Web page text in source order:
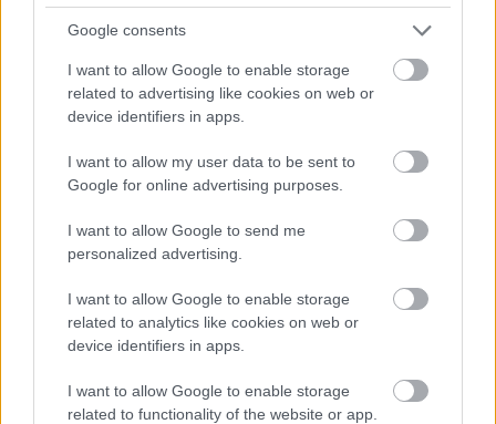
Google consents
I want to allow Google to enable storage
related to advertising like cookies on web or
device identifiers in apps.
I want to allow my user data to be sent to
Google for online advertising purposes.
I want to allow Google to send me
personalized advertising.
I want to allow Google to enable storage
related to analytics like cookies on web or
device identifiers in apps.
I want to allow Google to enable storage
related to functionality of the website or app.
Harmadfokú hőségriasztás az országban: Szolnokon klímát
javítottak, helikoptereket is bevetettek a tüzeknél
A zárkában rosszul lett, elájult – ilyen körülményekről
számoltak be a szolnoki börtönből
vasútvonal közlekedését
elbocsátott dolgozón segítene
kerékpárgyártás meghatározó szereplője
Egyszer fent, egyszer lent, így festett a Duna a két évvel
ugyanazokból a szögekből